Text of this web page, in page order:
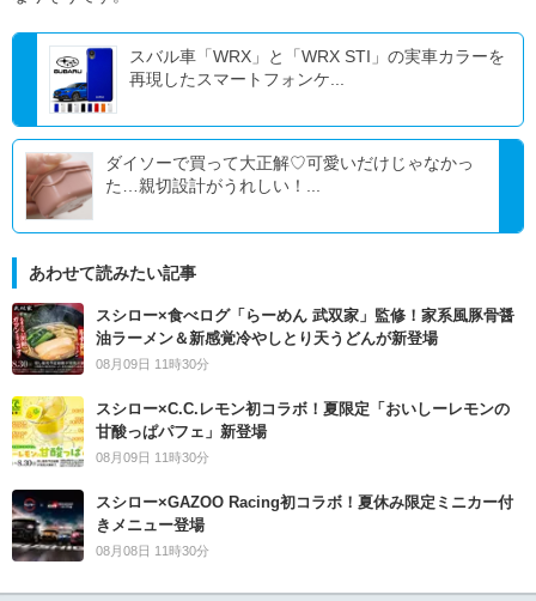
スバル車「WRX」と「WRX STI」の実車カラーを
再現したスマートフォンケ...
ダイソーで買って大正解♡可愛いだけじゃなかっ
た…親切設計がうれしい！...
あわせて読みたい記事
スシロー×食べログ「らーめん 武双家」監修！家系風豚骨醤
油ラーメン＆新感覚冷やしとり天うどんが新登場
08月09日 11時30分
スシロー×C.C.レモン初コラボ！夏限定「おいしーレモンの
甘酸っぱパフェ」新登場
08月09日 11時30分
スシロー×GAZOO Racing初コラボ！夏休み限定ミニカー付
きメニュー登場
08月08日 11時30分